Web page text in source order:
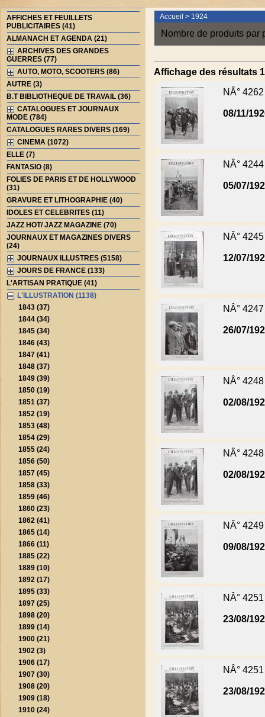
AFFICHES ET FEUILLETS
PUBLICITAIRES (41)
ALMANACH ET AGENDA (21)
ARCHIVES DES GRANDES
GUERRES (77)
AUTO, MOTO, SCOOTERS (86)
AUTRE (3)
B.T BIBLIOTHEQUE DE TRAVAIL (36)
CATALOGUES ET JOURNAUX
MODE (784)
CATALOGUES RARES DIVERS (169)
CINEMA (1072)
ELLE (7)
FANTASIO (8)
FOLIES DE PARIS ET DE HOLLYWOOD
(31)
GRAVURE ET LITHOGRAPHIE (40)
IDOLES ET CELEBRITES (11)
JAZZ HOT/ JAZZ MAGAZINE (70)
JOURNAUX ET MAGAZINES DIVERS
(24)
JOURNAUX ILLUSTRES (5158)
JOURS DE FRANCE (133)
L'ARTISAN PRATIQUE (41)
L'ILLUSTRATION (1138)
1843 (37)
1844 (34)
1845 (34)
1846 (43)
1847 (41)
1848 (37)
1849 (39)
1850 (19)
1851 (37)
1852 (19)
1853 (48)
1854 (29)
1855 (24)
1856 (50)
1857 (45)
1858 (33)
1859 (46)
1860 (23)
1862 (41)
1865 (14)
1866 (11)
1885 (22)
1889 (10)
1892 (17)
1895 (33)
1897 (25)
1898 (20)
1899 (14)
1900 (21)
1902 (3)
1906 (17)
1907 (30)
1908 (20)
1909 (18)
1910 (24)
Accueil > 1924
Nombre de produits par
Affichage des résultats
NÂ° 4262
08/11/
NÂ° 4244
05/07/
NÂ° 4245
12/07/
NÂ° 4247
26/07/
NÂ° 4248
02/08/
NÂ° 4248
02/08/
NÂ° 4249
09/08/
NÂ° 4251
23/08/
NÂ° 4251
23/08/